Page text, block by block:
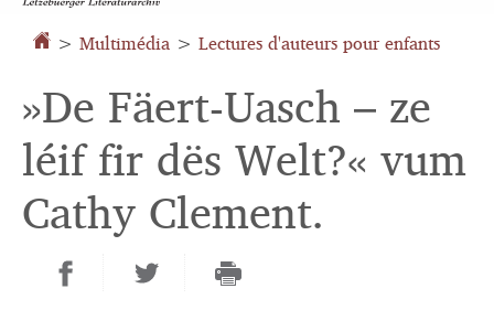
> Multimédia > Lectures d'auteurs pour enfants
»De Fäert-Uasch – ze
léif fir dës Welt?« vum
Cathy Clement.